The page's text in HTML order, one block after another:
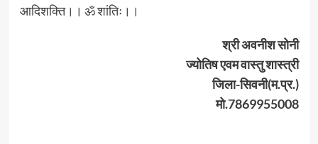
आदिशक्ति।। ॐ शांतिः।।
श्री अवनीश सोनी
ज्योतिष एवम वास्तु शास्त्री
जिला-सिवनी(म.प्र.)
मो.7869955008